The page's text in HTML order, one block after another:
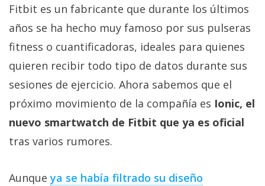
Sistemas
operativos
Profesional
+
Más
temas
Fitbit es un fabricante que durante los últimos
años se ha hecho muy famoso por sus pulseras
fitness o cuantificadoras, ideales para quienes
quieren recibir todo tipo de datos durante sus
sesiones de ejercicio. Ahora sabemos que el
próximo movimiento de la compañía es Ionic, el
nuevo smartwatch de Fitbit que ya es oficial
tras varios rumores.
Aunqueya se había filtrado su diseño